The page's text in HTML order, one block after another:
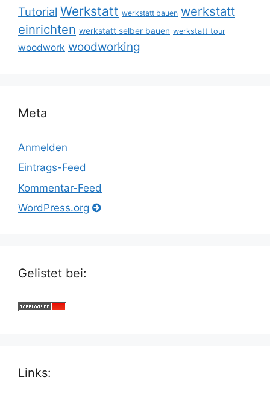
Tutorial Werkstatt werkstatt bauen werkstatt
einrichten werkstatt selber bauen werkstatt tour
woodwork woodworking
Meta
Anmelden
Eintrags-Feed
Kommentar-Feed
WordPress.org
Gelistet bei:
Links: